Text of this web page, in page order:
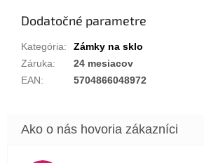
Dodatočné parametre
Kategória:
Zámky na sklo
Záruka:
24 mesiacov
EAN: 5704866048972